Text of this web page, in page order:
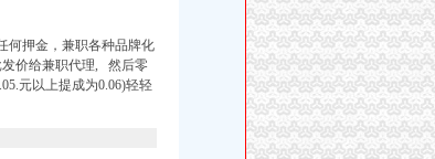
何押金，兼职各种品牌化
发价给兼职代理, 然后零
元以上提成为0.06)轻轻